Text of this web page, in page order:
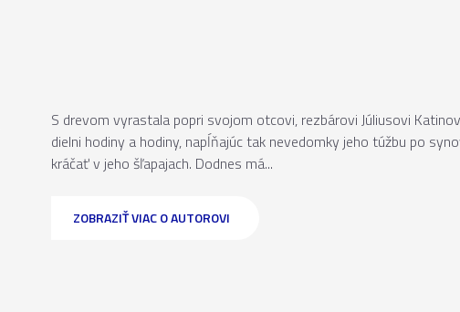
S drevom vyrastala popri svojom otcovi, rezbárovi Júliusovi
dielni hodiny a hodiny, napĺňajúc tak nevedomky jeho túžbu po
kráčať v jeho šľapajach. Dodnes má...
ZOBRAZIŤ VIAC O AUTOROVI